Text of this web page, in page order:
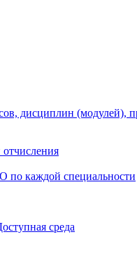
дисциплин (модулей),
по каждой специальности
среда